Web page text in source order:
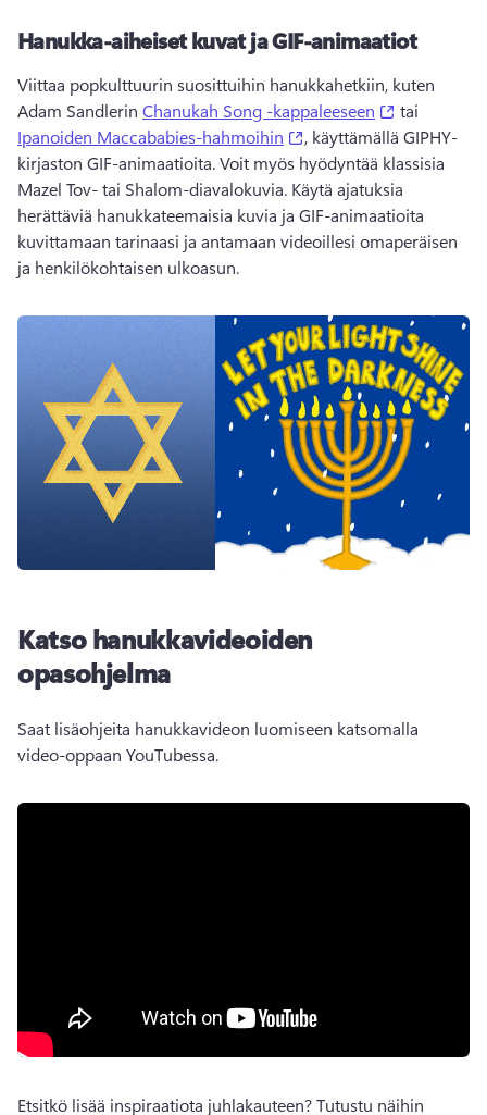
Hanukka-aiheiset kuvat ja GIF-animaatiot
Viittaa popkulttuurin suosittuihin hanukkahetkiin, kuten
Adam Sandlerin Chanukah Song -kappaleeseen (opens in a
tai
Ipanoiden Maccababies-hahmoihin
(opens in a new tab)
, käyttämällä GIPHY-
kirjaston GIF-animaatioita. Voit myös hyödyntää klassisia
Mazel Tov- tai Shalom-diavalokuvia. Käytä ajatuksia
herättäviä hanukkateemaisia kuvia ja GIF-animaatioita
kuvittamaan tarinaasi ja antamaan videoillesi omaperäisen
ja henkilökohtaisen ulkoasun.
Katso hanukkavideoiden
opasohjelma
Saat lisäohjeita hanukkavideon luomiseen katsomalla
video-oppaan YouTubessa.
Etsitkö lisää inspiraatiota juhlakauteen? Tutustu näihin